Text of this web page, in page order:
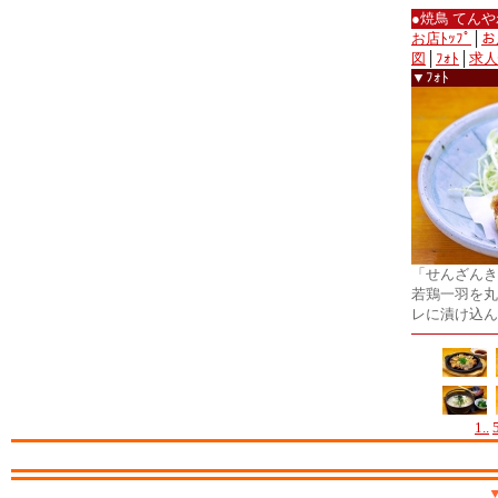
●焼鳥 てん
お店ﾄｯﾌﾟ
図
ﾌｫﾄ
求
▼ﾌｫﾄ
「せんざん
若鶏一羽を
レに漬け込
1..